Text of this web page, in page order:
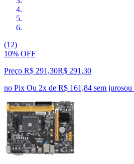
(12)
10% OFF
Preço R$ 291,30R$ 291 ,30
no Pix Ou 2x de R$ 161,84 sem jurosou